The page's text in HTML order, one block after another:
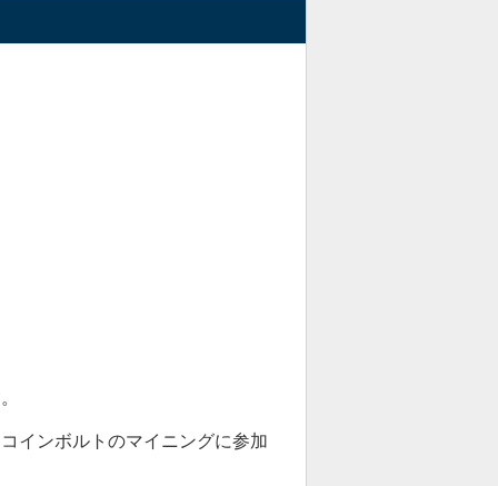
したが、現在は再び下落
インボルトのマイニングに参加